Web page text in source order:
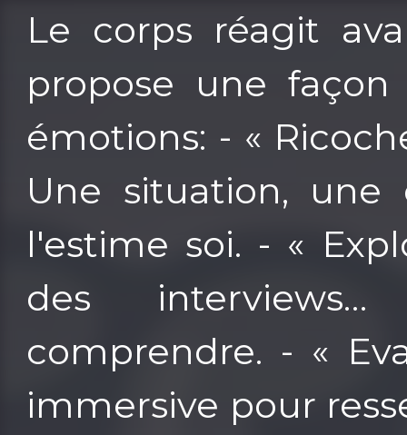
Le corps réagit
propose une façon
émotions: - «
Une situation,
l'estime soi. - «
des
comprendre. - «
immersive pour